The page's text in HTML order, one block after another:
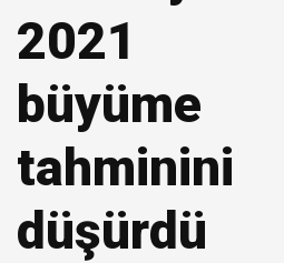
2021
büyüme
tahminini
düşürdü